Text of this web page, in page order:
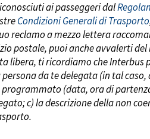
ai passeggeri dal
Condizioni Generali di Trasporto
reclamo a mezzo lettera
postale, puoi anche avvalerti
libera, ti ricordiamo che Interbus
da te delegata (in tal
(data, ora di
c) la descrizione della non